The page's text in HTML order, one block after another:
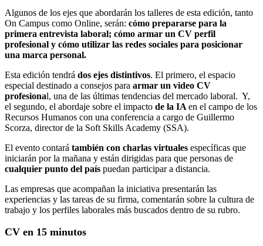
Algunos de los ejes que abordarán los talleres de esta edición, tanto
On Campus como Online, serán: cómo prepararse para la
primera entrevista laboral; cómo armar un CV perfil
profesional y cómo utilizar las redes sociales para posicionar
una marca personal.
Esta edición tendrá dos ejes distintivos. El primero, el espacio
especial destinado a consejos para armar un video CV
profesional, una de las últimas tendencias del mercado laboral. Y,
el segundo, el abordaje sobre el impacto de la IA en el campo de los
Recursos Humanos con una conferencia a cargo de Guillermo
Scorza, director de la Soft Skills Academy (SSA).
El evento contará también con charlas virtuales específicas que
iniciarán por la mañana y están dirigidas para que personas de
cualquier punto del país puedan participar a distancia.
Las empresas que acompañan la iniciativa presentarán las
experiencias y las tareas de su firma, comentarán sobre la cultura de
trabajo y los perfiles laborales más buscados dentro de su rubro.
CV en 15 minutos